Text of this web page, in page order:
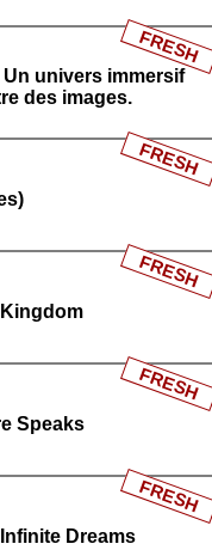
univers immersif
des images.
FRESH
FRESH
FRESH
Speaks
FRESH
Dreams
FRESH